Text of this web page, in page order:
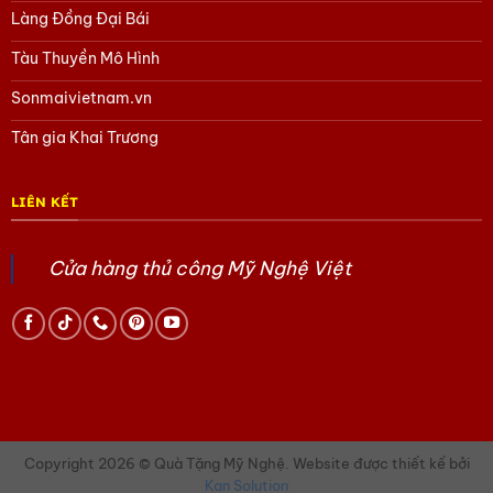
Làng Đồng Đại Bái
Tàu Thuyền Mô Hình
Sonmaivietnam.vn
Tân gia Khai Trương
LIÊN KẾT
Cửa hàng thủ công Mỹ Nghệ Việt
Copyright 2026 © Quà Tặng Mỹ Nghệ. Website được thiết kế bởi
Kan Solution